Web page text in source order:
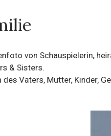
von Schauspielerin,
& Sisters.
des Vaters, Mutter, Kinder,